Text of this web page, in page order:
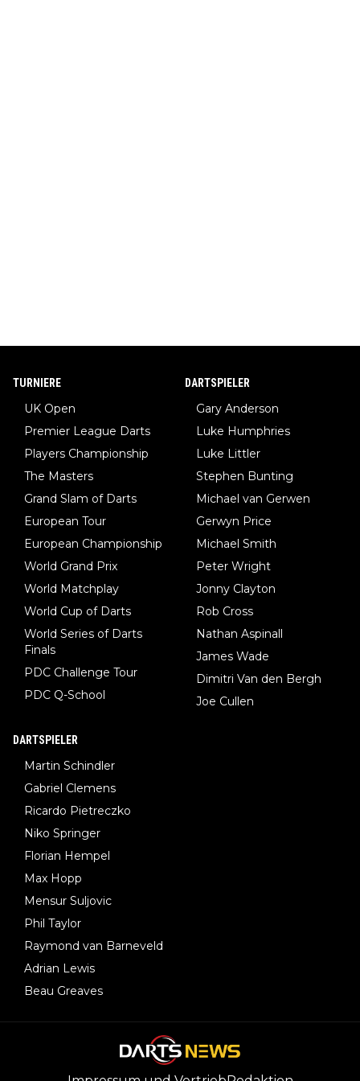
TURNIERE
UK Open
Premier League Darts
Players Championship
The Masters
Grand Slam of Darts
European Tour
European Championship
World Grand Prix
World Matchplay
World Cup of Darts
World Series of Darts
Finals
PDC Challenge Tour
PDC Q-School
DARTSPIELER
Gary Anderson
Luke Humphries
Luke Littler
Stephen Bunting
Michael van Gerwen
Gerwyn Price
Michael Smith
Peter Wright
Jonny Clayton
Rob Cross
Nathan Aspinall
James Wade
Dimitri Van den Bergh
Joe Cullen
DARTSPIELER
Martin Schindler
Gabriel Clemens
Ricardo Pietreczko
Niko Springer
Florian Hempel
Max Hopp
Mensur Suljovic
Phil Taylor
Raymond van Barneveld
Adrian Lewis
Beau Greaves